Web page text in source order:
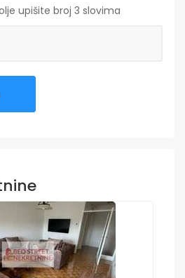
upišite broj 3 slovima